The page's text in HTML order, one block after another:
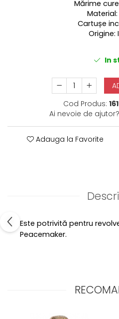
Mărime
Cartușe
Origine:
In
Cod Produs:
Ai nevoie de ajutor?
Adauga la Favorite
Este potrivită pentru
Peacemaker.